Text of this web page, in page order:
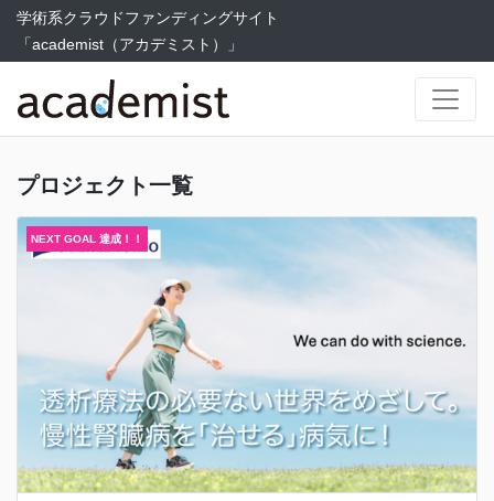
学術系クラウドファンディングサイト
「academist（アカデミスト）」
プロジェクト一覧